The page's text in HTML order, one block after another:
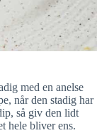
med en anelse
når den stadig har
så giv den lidt
hele bliver ens.